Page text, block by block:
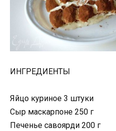
ИНГРЕДИЕНТЫ
Яйцо куриное 3 штуки
Сыр маскарпоне 250 г
Печенье савоярди 200 г